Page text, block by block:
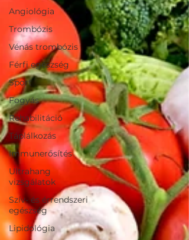
Angiológia
Trombózis
Vénás trombózis
Férfi egészség
Sport
Fogyás
Rehabilitáció
Táplálkozás
Immunerősítés
Ultrahang
vizsgálatok
Szív- és érrendszeri
egészség
Lipidológia